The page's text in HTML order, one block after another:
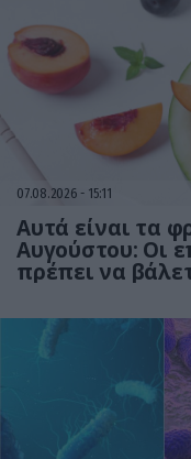
07.08.2026 15:11
Αυτά είναι τα
Αυγούστου: Οι
πρέπει να